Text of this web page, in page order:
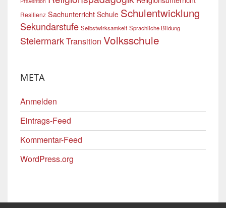
Resilienz Sachunterricht Schule Schulentwicklung
Sekundarstufe Selbstwirksamkeit Sprachliche Bildung
SteiermarkTransition Volksschule
META
Anmelden
Eintrags-Feed
Kommentar-Feed
WordPress.org